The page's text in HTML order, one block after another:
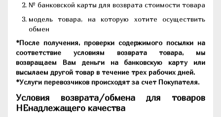
№ банковской карты для возврата стоимости товара
модель товара, на которую хотите осуществить
обмен
*После получения, проверки содержимого посылки на
соответствие условиям возврата товара, мы
возвращаем Вам деньги на банковскую карту или
высылаем другой товар в течение трех рабочих дней.
*Услуги перевозчиков происходят за счет Покупателя.
Условия возврата/обмена для товаров
НЕнадлежащего качества